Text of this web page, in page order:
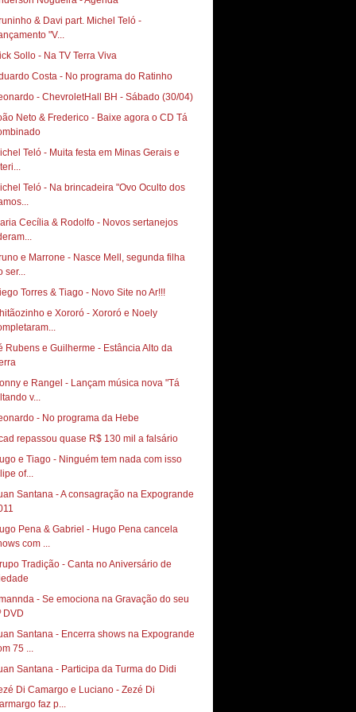
& Davi part. Michel Teló‏ -
"V...
Sollo - Na TV Terra Viva
Costa - No programa do Ratinho
Leonardo - ChevroletHall BH - Sábado (30/04)‏
Neto & Frederico - Baixe agora o CD Tá
Teló - Muita festa em Minas Gerais e
Teló - Na brincadeira "Ovo Oculto dos
Cecília & Rodolfo - Novos sertanejos
e Marrone - Nasce Mell, segunda filha
ser...
Diego Torres & Tiago‏ - Novo Site no Ar!!!
e Xororó - Xororó e Noely
Rubens e Guilherme - Estância Alto da
Serra‏
e Rangel - Lançam música nova "Tá
v...
- No programa da Hebe
repassou quase R$ 130 mil a falsário
e Tiago - Ninguém tem nada com isso
of...
Santana - A consagração na Expogrande
Pena & Gabriel - Hugo Pena cancela
com ...
Tradição - Canta no Aniversário de
- Se emociona na Gravação do seu
DVD
Santana - Encerra shows na Expogrande
75 ...
Santana - Participa da Turma do Didi
Di Camargo e Luciano - Zezé Di
faz p...